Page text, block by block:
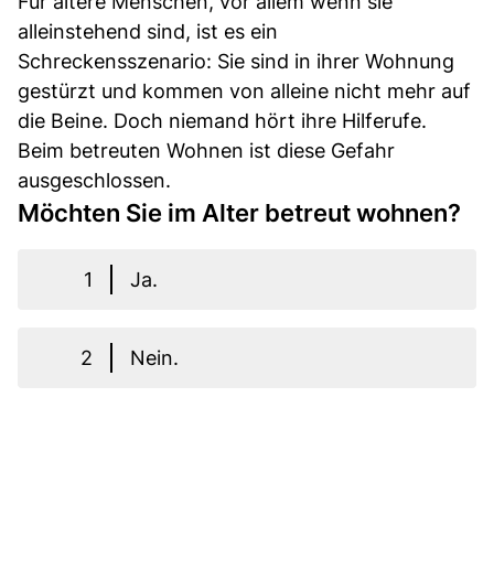
alleinstehend sind, ist es ein
Schreckensszenario: Sie sind in ihrer Wohnung
gestürzt und kommen von alleine nicht mehr auf
die Beine. Doch niemand hört ihre Hilferufe.
Beim betreuten Wohnen ist diese Gefahr
ausgeschlossen.
Möchten Sie im Alter betreut wohnen?
1 Ja.
2 Nein.